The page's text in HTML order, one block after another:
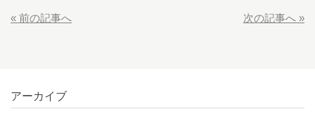
« 前の記事へ 次の記事へ »
アーカイブ